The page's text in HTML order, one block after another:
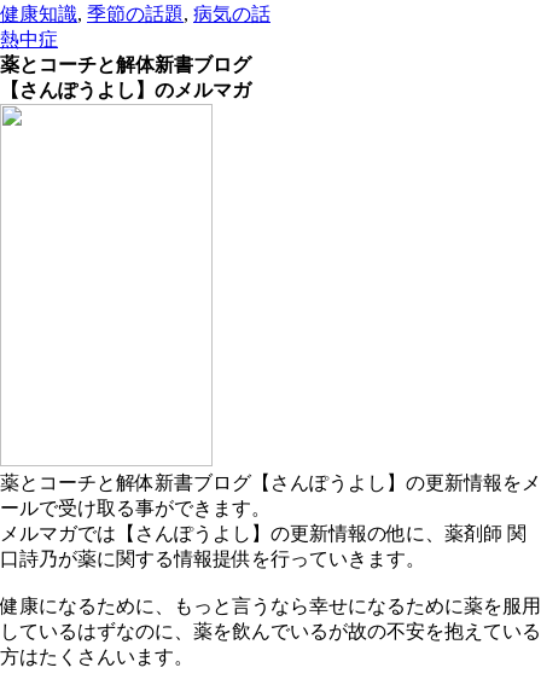
健康知識, 季節の話題, 病気の話
熱中症
薬とコーチと解体新書ブログ
【さんぽうよし】のメルマガ
薬とコーチと解体新書ブログ【さんぽうよし】の更新情報をメ
ールで受け取る事ができます。
メルマガでは【さんぽうよし】の更新情報の他に、薬剤師 関
口詩乃が薬に関する情報提供を行っていきます。
健康になるために、もっと言うなら幸せになるために薬を服用
しているはずなのに、薬を飲んでいるが故の不安を抱えている
方はたくさんいます。